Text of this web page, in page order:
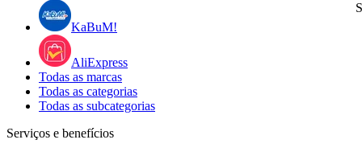
KaBuM!
AliExpress
Todas as marcas
Todas as categorias
Todas as subcategorias
Serviços e benefícios